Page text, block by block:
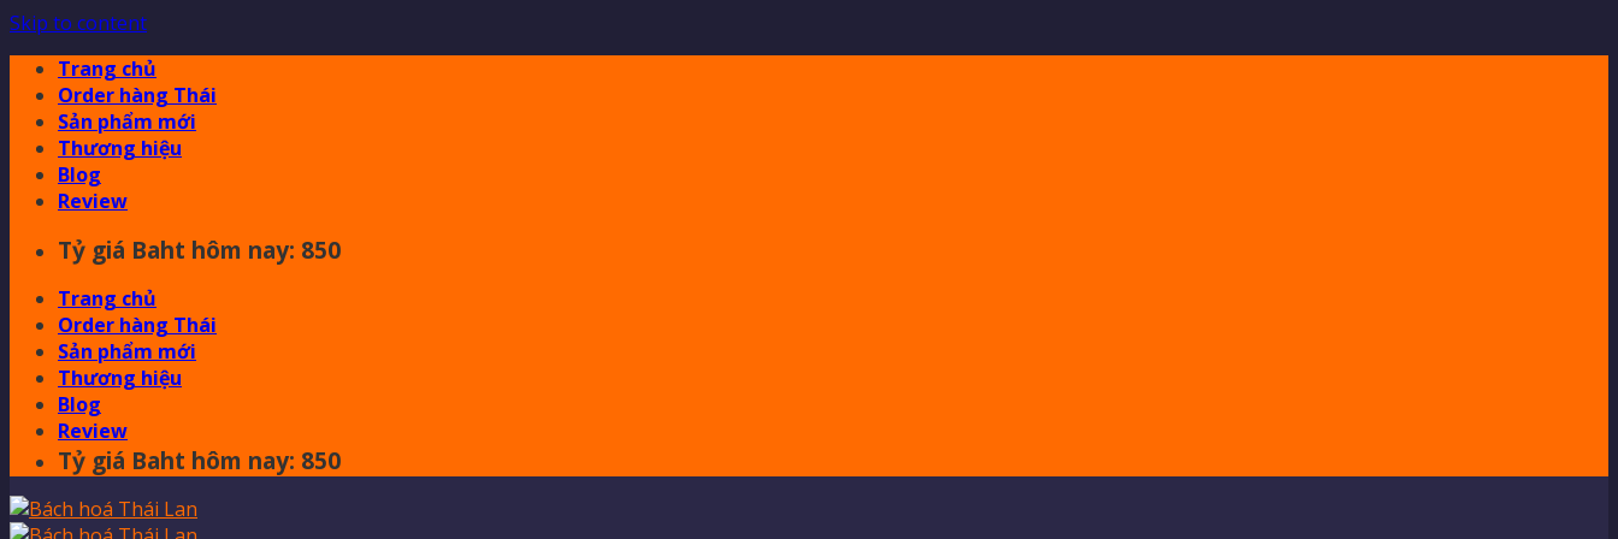
Skip to content
Trang chủ
Order hàng Thái
Sản phẩm mới
Thương hiệu
Blog
Review
Tỷ giá Baht hôm nay: 850
Trang chủ
Order hàng Thái
Sản phẩm mới
Thương hiệu
Blog
Review
Tỷ giá Baht hôm nay: 850